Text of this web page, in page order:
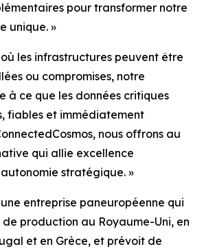
pour transformer notre
unique. »
les infrastructures peuvent être
ou compromises, notre
à ce que les données critiques
fiables et immédiatement
nous offrons au
qui allie excellence
stratégique. »
une entreprise paneuropéenne qui
de production au Royaume-Uni, en
et en Grèce, et prévoit de